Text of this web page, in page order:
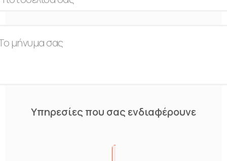
Υπηρεσίες που σας ενδιαφέρουνε